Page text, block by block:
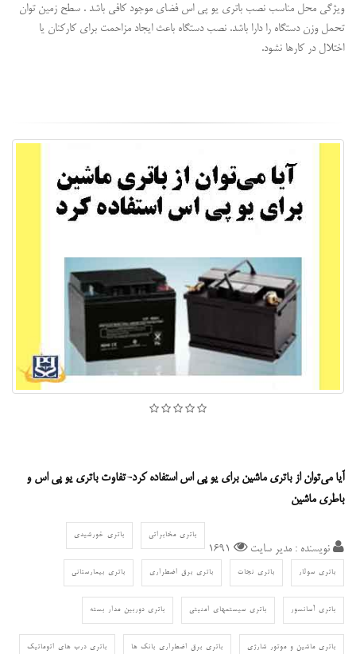
ویژگی محل مناسب نصب باتری یو پی اس فضای موجود کافی باشد . سطح زمین توان
تحمل وزن دستگاه را دارا باشد. نصب دستگاه باعث ایجاد مزاحمت برای کارکنان یا
اختلال در کارها نشود.
آیا می‌توان از باتری ماشین برای یو پی اس استفاده کرد-تفاوت باتری یو پی اس و
باطری ماشین
نویسنده : مدیر سایت 1691
باتری مخابراتی باتری خورشیدی
باتری سولار باتری نجات باتری برق اضطراری باتری بیمارستانی
باتری آسانسور باتری سیستمهای امنیتی باتری دوربین مدار بسته
باتری ماشین و موتور شارژی باتری برق اضطراری بانک ها باتری درب های اتوماتیک